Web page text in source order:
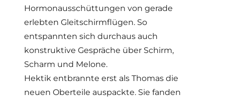
Hormonausschüttungen von gerade
erlebten Gleitschirmflügen. So
entspannten sich durchaus auch
konstruktive Gespräche über Schirm,
Scharm und Melone.
Hektik entbrannte erst als Thomas die
neuen Oberteile auspackte. Sie fanden